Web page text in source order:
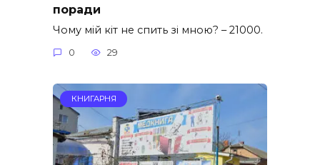
поради
Чому мій кіт не спить зі мною? – 21000.
0 29
КНИГАРНЯ